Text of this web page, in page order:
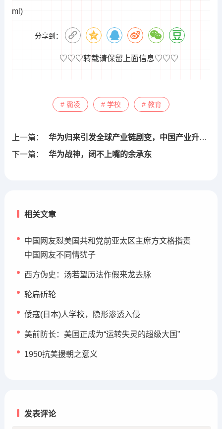
ml)
分享到：
♡♡♡转载请保留上面信息♡♡♡
# 霸凌 # 学校 # 教育
上一篇：
华为归来引发全球产业链剧变，中国产业升级前途光明
下一篇：
华为战神，闭不上嘴的余承东
相关文章
中国网友怼美国共和党前亚太区主席方文格指责
中国网友不同情犹子
西方伪史：汤若望历法作假来龙去脉
轮扁斫轮
倭寇(日本)人学校，隐形渗透入侵
美前防长：美国正成为“运转失灵的超级大国”
1950抗美援朝之意义
发表评论